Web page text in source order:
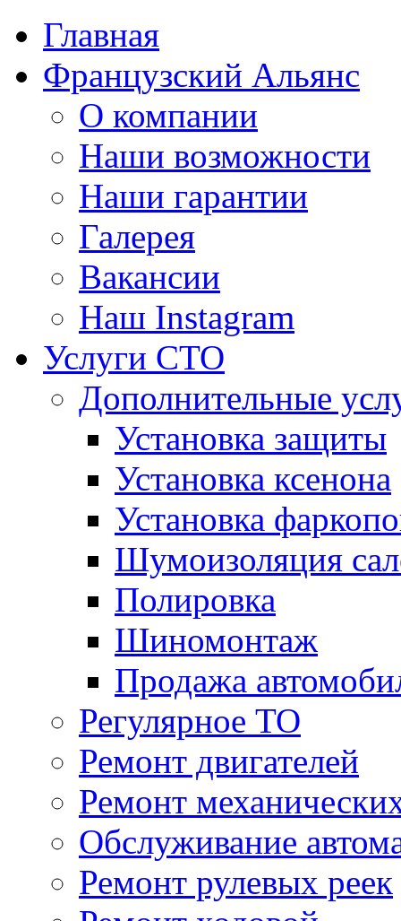
Главная
Французский Альянс
О компании
Наши возможности
Наши гарантии
Галерея
Вакансии
Наш Instagram
Услуги СТО
Дополнительные
Установка защиты
Установка ксенона
Установка
Шумоизоляция
Полировка
Шиномонтаж
Продажа
Регулярное ТО
Ремонт двигателей
Ремонт
Обслуживание
Ремонт рулевых реек